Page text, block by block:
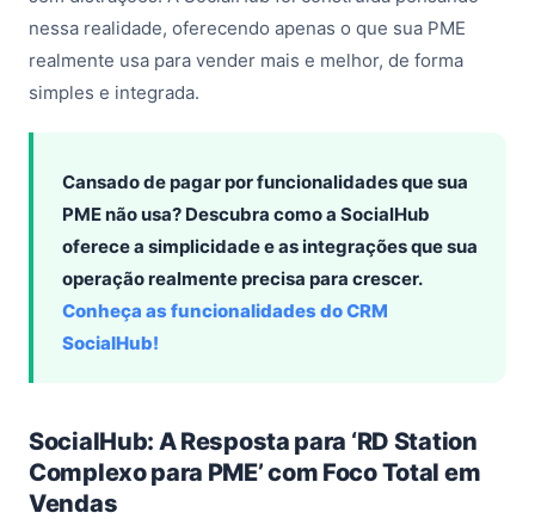
nessa realidade, oferecendo apenas o que sua PME
realmente usa para vender mais e melhor, de forma
simples e integrada.
Cansado de pagar por funcionalidades que sua
PME não usa? Descubra como a SocialHub
oferece a simplicidade e as integrações que sua
operação realmente precisa para crescer.
Conheça as funcionalidades do CRM
SocialHub!
SocialHub: A Resposta para ‘RD Station
Complexo para PME’ com Foco Total em
Vendas